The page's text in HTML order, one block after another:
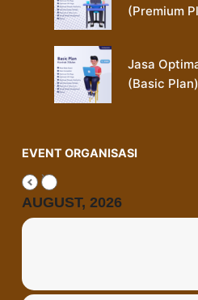
(Premium
Jasa
(Basic Plan)
EVENT ORGANISASI
AUGUST, 2026